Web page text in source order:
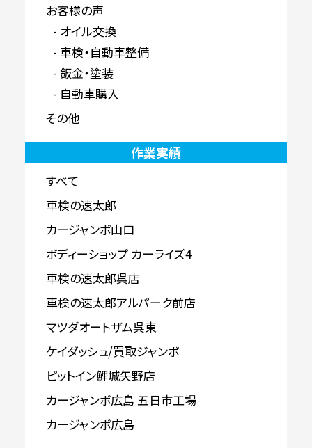
お客様の声
オイル交換
車検・自動車整備
鈑金・塗装
自動車購入
その他
作業実績
すべて
車検の速太郎
カージャンボ山口
ボディーショップ カーライズ4
車検の速太郎呉店
車検の速太郎アルパーク前店
マツダオートザム呉東
ケイダッシュ/買取ジャンボ
ピットイン鯉城矢野店
カージャンボ広島 五日市工場
カージャンボ広島